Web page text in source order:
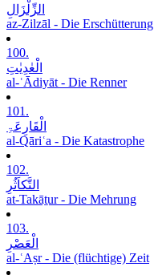
الزِّلْزَالِ
az-Zilzāl - Die Erschütterung
100.
الْعٰدِیٰتِ
al-ʿĀdiyāt - Die Renner
101.
الْقَارِعَۃِ
al-Qāriʿa - Die Katastrophe
102.
التَّکاَثُرِ
at-Takāṯur - Die Mehrung
103.
الْعَصْرِ
al-ʿAṣr - Die (flüchtige) Zeit